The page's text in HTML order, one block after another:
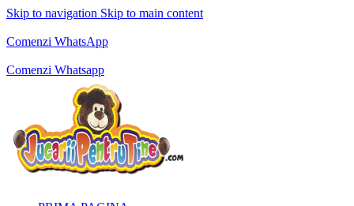
Skip to navigation Skip to main content
Comenzi WhatsApp
Comenzi Whatsapp